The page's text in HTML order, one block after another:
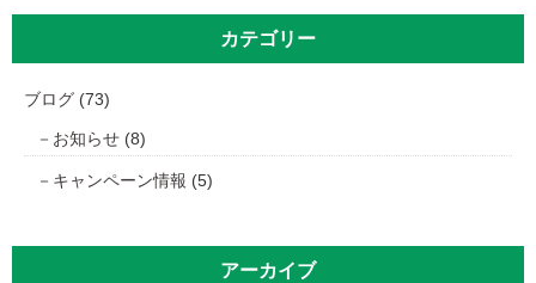
カテゴリー
ブログ (73)
お知らせ (8)
キャンペーン情報 (5)
アーカイブ